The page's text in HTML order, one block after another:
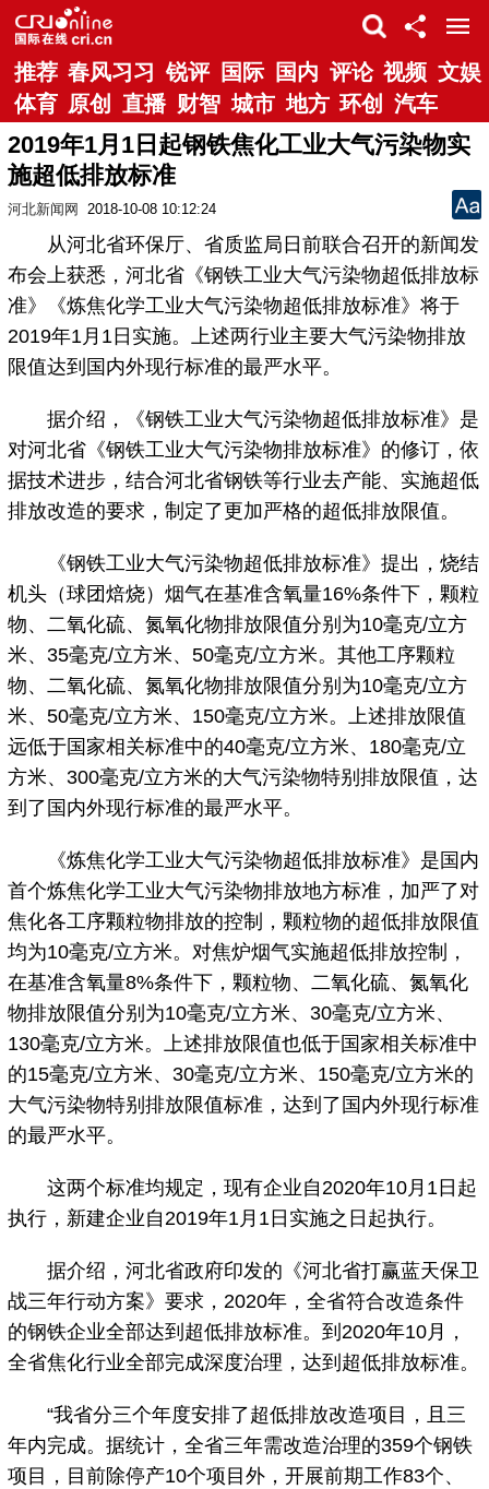
推荐 春风习习 锐评 国际 国内 评论 视频 文娱
体育 原创 直播 财智 城市 地方 环创 汽车
2019年1月1日起钢铁焦化工业大气污染物实
施超低排放标准
河北新闻网 2018-10-08 10:12:24
从河北省环保厅、省质监局日前联合召开的新闻发
布会上获悉，河北省《钢铁工业大气污染物超低排放标
准》《炼焦化学工业大气污染物超低排放标准》将于
2019年1月1日实施。上述两行业主要大气污染物排放
限值达到国内外现行标准的最严水平。
据介绍，《钢铁工业大气污染物超低排放标准》是
对河北省《钢铁工业大气污染物排放标准》的修订，依
据技术进步，结合河北省钢铁等行业去产能、实施超低
排放改造的要求，制定了更加严格的超低排放限值。
《钢铁工业大气污染物超低排放标准》提出，烧结
机头（球团焙烧）烟气在基准含氧量16%条件下，颗粒
物、二氧化硫、氮氧化物排放限值分别为10毫克/立方
米、35毫克/立方米、50毫克/立方米。其他工序颗粒
物、二氧化硫、氮氧化物排放限值分别为10毫克/立方
米、50毫克/立方米、150毫克/立方米。上述排放限值
远低于国家相关标准中的40毫克/立方米、180毫克/立
方米、300毫克/立方米的大气污染物特别排放限值，达
到了国内外现行标准的最严水平。
《炼焦化学工业大气污染物超低排放标准》是国内
首个炼焦化学工业大气污染物排放地方标准，加严了对
焦化各工序颗粒物排放的控制，颗粒物的超低排放限值
均为10毫克/立方米。对焦炉烟气实施超低排放控制，
在基准含氧量8%条件下，颗粒物、二氧化硫、氮氧化
物排放限值分别为10毫克/立方米、30毫克/立方米、
130毫克/立方米。上述排放限值也低于国家相关标准中
的15毫克/立方米、30毫克/立方米、150毫克/立方米的
大气污染物特别排放限值标准，达到了国内外现行标准
的最严水平。
这两个标准均规定，现有企业自2020年10月1日起
执行，新建企业自2019年1月1日实施之日起执行。
据介绍，河北省政府印发的《河北省打赢蓝天保卫
战三年行动方案》要求，2020年，全省符合改造条件
的钢铁企业全部达到超低排放标准。到2020年10月，
全省焦化行业全部完成深度治理，达到超低排放标准。
“我省分三个年度安排了超低排放改造项目，且三
年内完成。据统计，全省三年需改造治理的359个钢铁
项目，目前除停产10个项目外，开展前期工作83个、